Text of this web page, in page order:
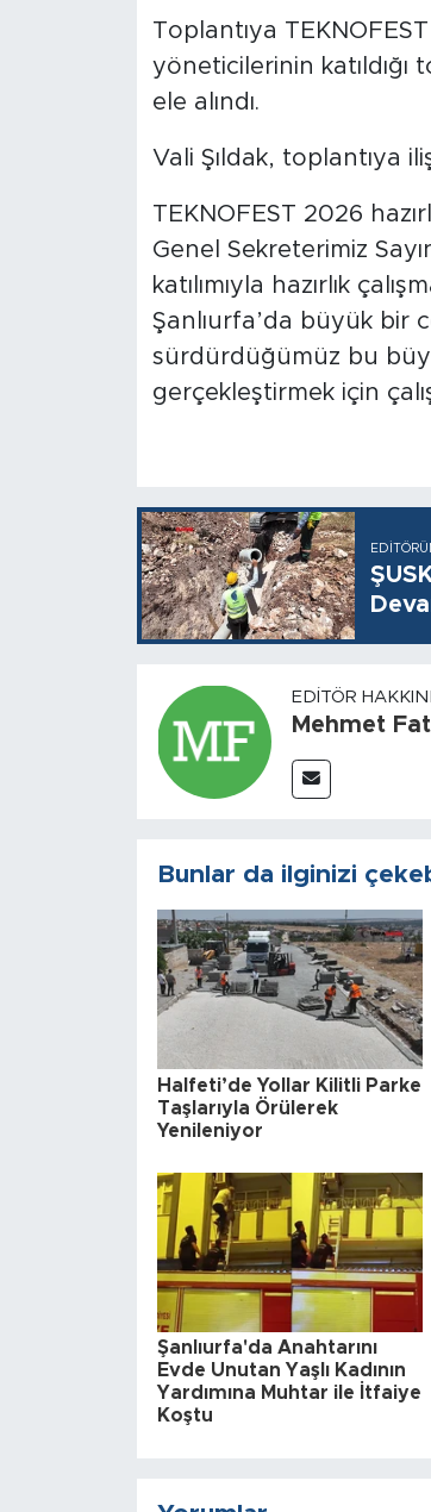
Toplantıya
yöneticilerinin katıldığı
ele alındı.
Vali Şıldak, toplantıya
TEKNOFEST 2026
Genel Sekreterimiz
katılımıyla hazırlık
Şanlıurfa’da büyük bir
sürdürdüğümüz bu
gerçekleştirmek için
EDITÖR
Mehmet
Bunlar da ilginizi
Halfeti’de Yollar Kilitli Parke
Taşlarıyla Örülerek
Yenileniyor
Şanlıurfa'da Anahtarını
Evde Unutan Yaşlı Kadının
Yardımına Muhtar ile İtfaiye
Koştu